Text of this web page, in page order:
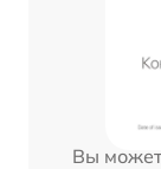
Вы